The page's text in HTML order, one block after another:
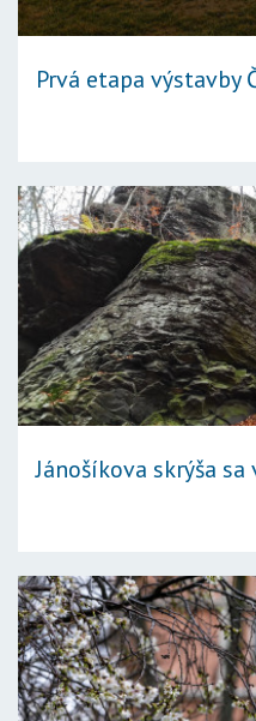
Prvá etapa výstavby
Jánošíkova skrýša